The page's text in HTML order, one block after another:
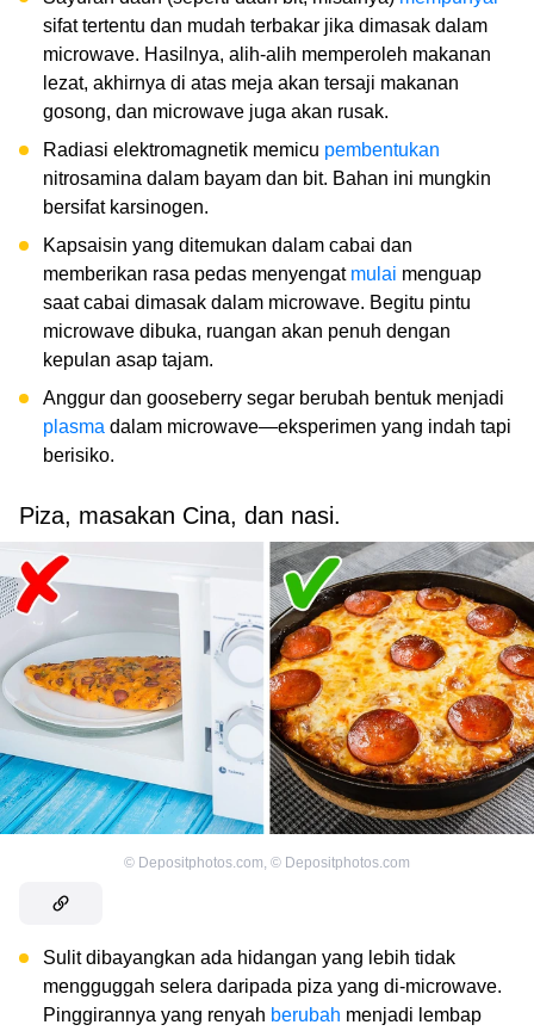
sifat tertentu dan mudah terbakar jika dimasak dalam
microwave. Hasilnya, alih-alih memperoleh makanan
lezat, akhirnya di atas meja akan tersaji makanan
gosong, dan microwave juga akan rusak.
Radiasi elektromagnetik memicu pembentukan
nitrosamina dalam bayam dan bit. Bahan ini mungkin
bersifat karsinogen.
Kapsaisin yang ditemukan dalam cabai dan
memberikan rasa pedas menyengat mulai menguap
saat cabai dimasak dalam microwave. Begitu pintu
microwave dibuka, ruangan akan penuh dengan
kepulan asap tajam.
Anggur dan gooseberry segar berubah bentuk menjadi
plasma dalam microwave—eksperimen yang indah tapi
berisiko.
Piza, masakan Cina, dan nasi.
© Depositphotos.com, © Depositphotos.com
Sulit dibayangkan ada hidangan yang lebih tidak
mengguggah selera daripada piza yang di-microwave.
Pinggirannya yang renyah berubah menjadi lembap